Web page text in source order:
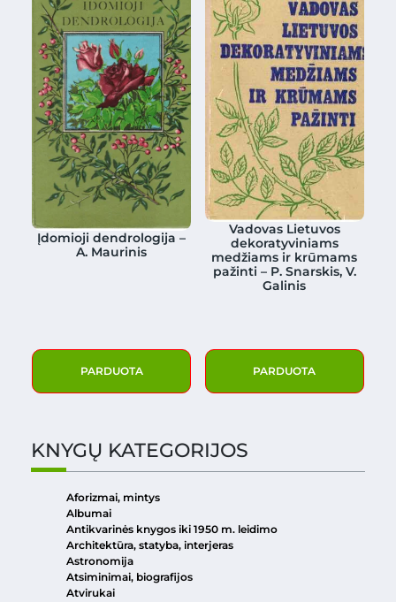
Įdomioji dendrologija –
A. Maurinis
PARDUOTA
Vadovas Lietuvos
dekoratyviniams
medžiams ir krūmams
pažinti – P. Snarskis, V.
Galinis
PARDUOTA
KNYGŲ KATEGORIJOS
Aforizmai, mintys
Albumai
Antikvarinės knygos iki 1950 m. leidimo
Architektūra, statyba, interjeras
Astronomija
Atsiminimai, biografijos
Atvirukai